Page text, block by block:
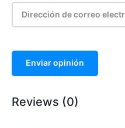
Enviar opinión
Reviews (0)